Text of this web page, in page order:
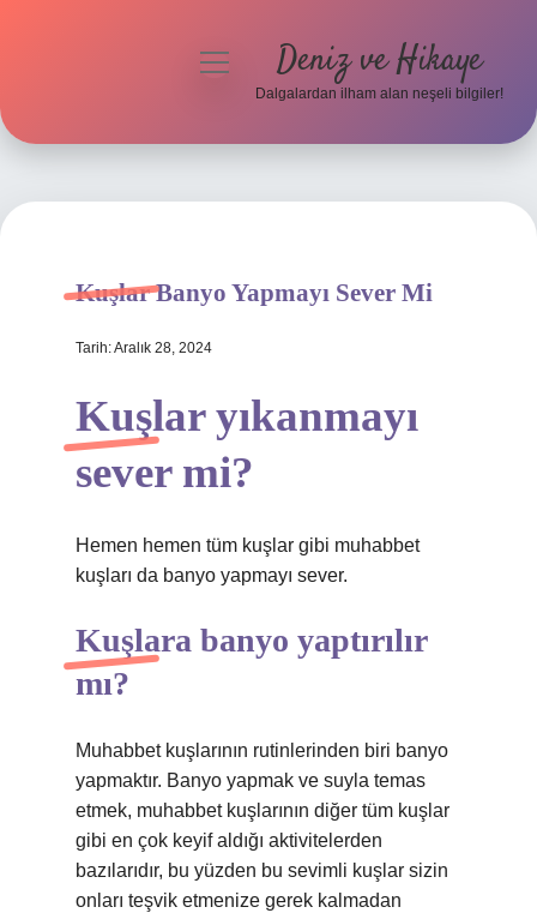
Hakkımızda
menüyü
Deniz ve Hikaye
Dalgalardan ilham alan neşeli bilgiler!
Kuşlar Banyo Yapmayı Sever Mi
Tarih: Aralık 28, 2024
Kuşlar yıkanmayı
sever mi?
Hemen hemen tüm kuşlar gibi muhabbet
kuşları da banyo yapmayı sever.
Kuşlara banyo yaptırılır
mı?
Muhabbet kuşlarının rutinlerinden biri banyo
yapmaktır. Banyo yapmak ve suyla temas
etmek, muhabbet kuşlarının diğer tüm kuşlar
gibi en çok keyif aldığı aktivitelerden
bazılarıdır, bu yüzden bu sevimli kuşlar sizin
onları teşvik etmenize gerek kalmadan